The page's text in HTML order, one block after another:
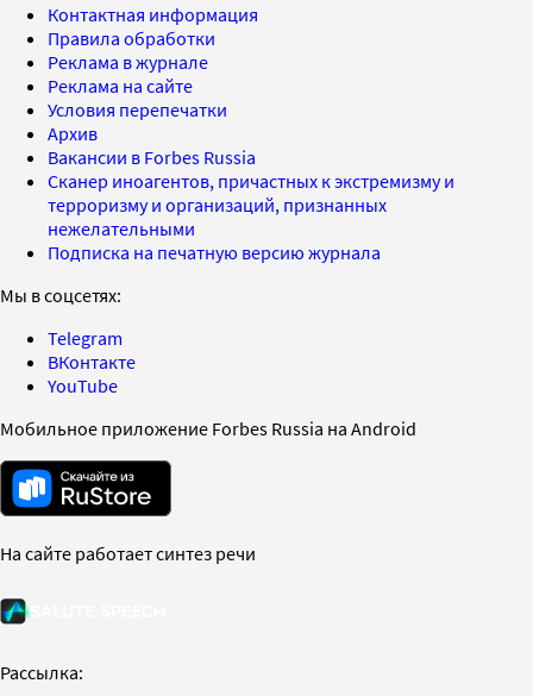
Контактная информация
Правила обработки
Реклама в журнале
Реклама на сайте
Условия перепечатки
Архив
Вакансии в Forbes Russia
Сканер иноагентов, причастных к экстремизму и
терроризму и организаций, признанных
нежелательными
Подписка на печатную версию журнала
Мы в соцсетях:
Telegram
ВКонтакте
YouTube
Мобильное приложение Forbes Russia на Android
На сайте работает синтез речи
Рассылка: